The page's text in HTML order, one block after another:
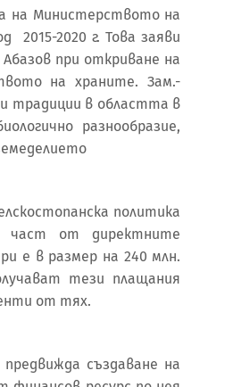
на Министерството на
2015-2020 г. Това заяви
при откриване на
на храните. Зам.-
традиции в областта в
разнообразие,
политика
част от директните
е в размер на 240 млн.
тези плащания
от тях.
създаване на